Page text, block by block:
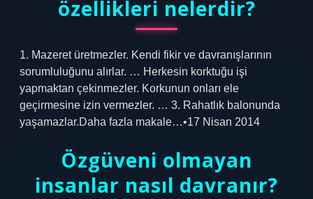
özellikleri nelerdir?
1. Mazeret üretmezler. Kendi fikir ve davranışlarının
sorumluluğunu alırlar. … Herkesin korktuğu işi
yapmaktan çekinmezler. Korkunun onları ele
geçirmesine izin vermezler. … 3. Rahatlık balonunda
yaşamazlar.Daha fazla makale…•17 Nisan 2014
Özgüveni olmayan
insanlar nasıl davranır?